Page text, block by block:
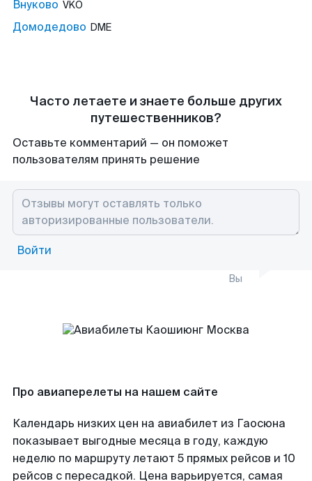
Внуково VKO
Домодедово DME
Часто летаете и знаете больше других
путешественников?
Оставьте комментарий — он поможет
пользователям принять решение
Войти
Вы
Про авиаперелеты на нашем сайте
Календарь низких цен на авиабилет из Гаосюна
показывает выгодные месяца в году, каждую
неделю по маршруту летают 5 прямых рейсов и 10
рейсов с пересадкой. Цена варьируется, самая